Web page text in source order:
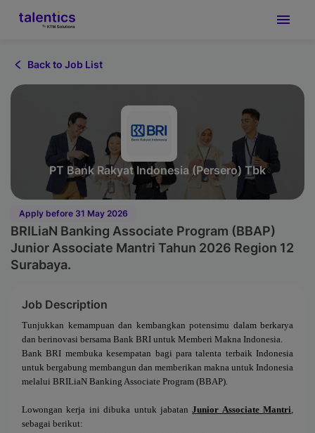
Back to Job List
PT Bank Rakyat Indonesia (Persero) Tbk
Apply before 31 May 2026
BRILiaN Banking Associate Program (BBAP)
Junior Associate Mantri Tahun 2026 Region 12
Surabaya.
Job Description
Tunjukkan kemampuan dan kembangkan potensimu dalam berkarya
dan berinovasi bersama Bank BRI untuk Memberi Makna Indonesia.
Bank BRI membuka kesempatan bagi para talenta terbaik Indonesia
untuk bergabung membangun dan memberikan makna untuk Indonesia
melalui BRILiaN Banking Associate Program (BBAP).
Lowongan kerja ini dibuka untuk jabatanJunior Associate Mantri,
sebagai berikut: